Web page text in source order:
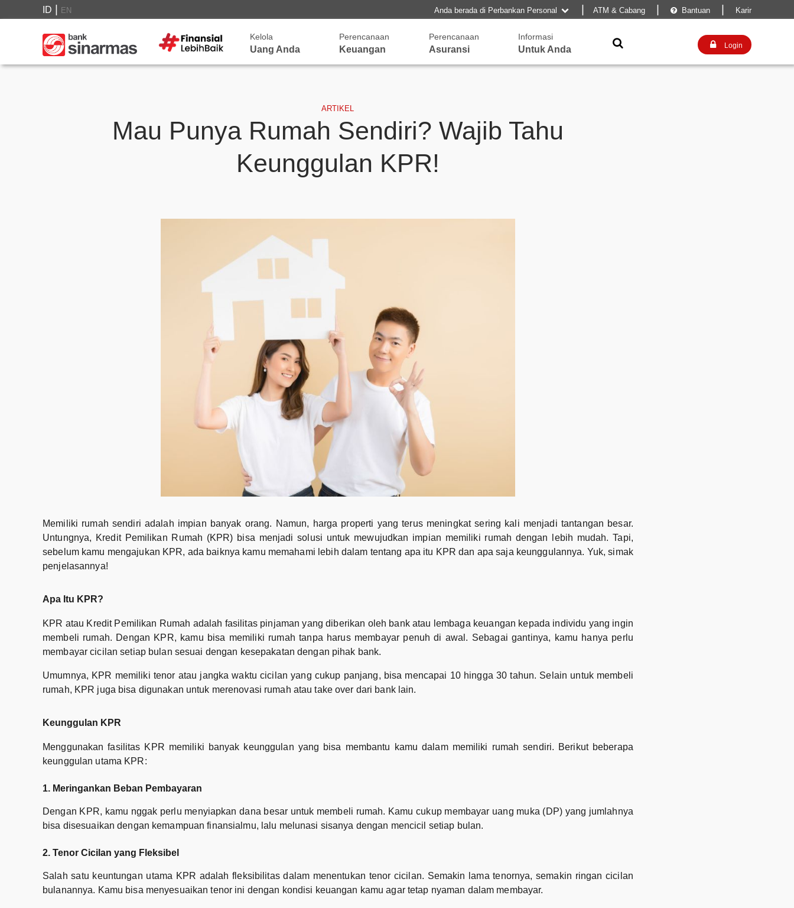
ID EN Anda berada di Perbankan Personal  |ATM & Cabang  Bantuan Karir
Kelola
Uang Anda
Perencanaan
Keuangan
Perencanaan
Asuransi
Informasi
Untuk Anda
  Login
ARTIKEL
Mau Punya Rumah Sendiri? Wajib Tahu
Keunggulan KPR!
Memiliki rumah sendiri adalah impian banyak orang. Namun, harga properti yang terus meningkat sering kali menjadi tantangan besar.
Untungnya, Kredit Pemilikan Rumah (KPR) bisa menjadi solusi untuk mewujudkan impian memiliki rumah dengan lebih mudah. Tapi,
sebelum kamu mengajukan KPR, ada baiknya kamu memahami lebih dalam tentang apa itu KPR dan apa saja keunggulannya. Yuk, simak
penjelasannya!
Apa Itu KPR?
KPR atau Kredit Pemilikan Rumah adalah fasilitas pinjaman yang diberikan oleh bank atau lembaga keuangan kepada individu yang ingin
membeli rumah. Dengan KPR, kamu bisa memiliki rumah tanpa harus membayar penuh di awal. Sebagai gantinya, kamu hanya perlu
membayar cicilan setiap bulan sesuai dengan kesepakatan dengan pihak bank.
Umumnya, KPR memiliki tenor atau jangka waktu cicilan yang cukup panjang, bisa mencapai 10 hingga 30 tahun. Selain untuk membeli
rumah, KPR juga bisa digunakan untuk merenovasi rumah atau take over dari bank lain.
Keunggulan KPR
Menggunakan fasilitas KPR memiliki banyak keunggulan yang bisa membantu kamu dalam memiliki rumah sendiri. Berikut beberapa
keunggulan utama KPR:
1. Meringankan Beban Pembayaran
Dengan KPR, kamu nggak perlu menyiapkan dana besar untuk membeli rumah. Kamu cukup membayar uang muka (DP) yang jumlahnya
bisa disesuaikan dengan kemampuan finansialmu, lalu melunasi sisanya dengan mencicil setiap bulan.
2. Tenor Cicilan yang Fleksibel
Salah satu keuntungan utama KPR adalah fleksibilitas dalam menentukan tenor cicilan. Semakin lama tenornya, semakin ringan cicilan
bulanannya. Kamu bisa menyesuaikan tenor ini dengan kondisi keuangan kamu agar tetap nyaman dalam membayar.